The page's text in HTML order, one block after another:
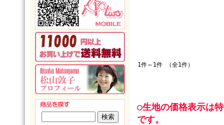
1件～1件 （全1件）
○生地の価格表示は
です。